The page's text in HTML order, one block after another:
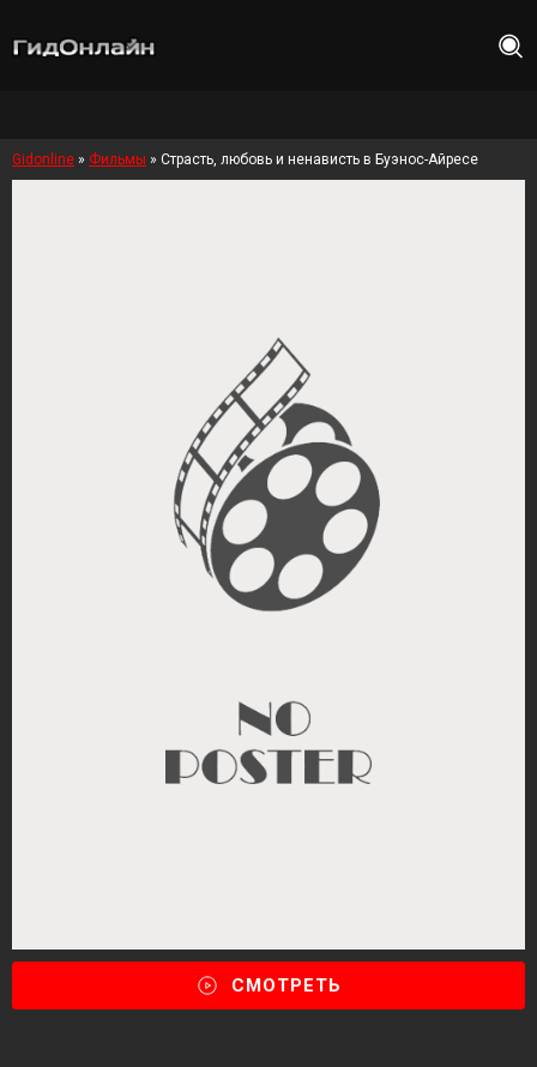
Gidonline » Фильмы » Страсть, любовь и ненависть в Буэнос-Айресе
СМОТРЕТЬ